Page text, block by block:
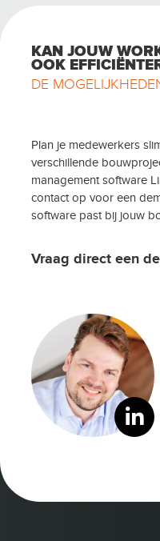
KAN JOUW
OOK
DE
Plan je medewerkers
verschillende
management software
contact op voor een
software past bij jouw
Vraag direct een